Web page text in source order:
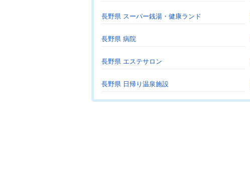
長野県 スーパー銭湯・健康ランド
長野県 病院
長野県 エステサロン
長野県 日帰り温泉施設